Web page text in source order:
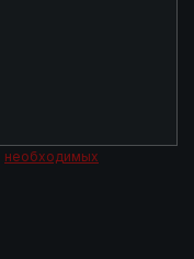
необходимых